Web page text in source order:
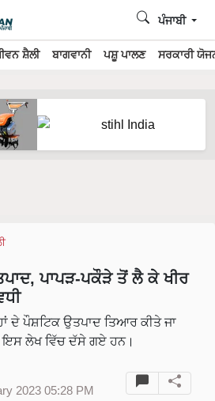
ਸ਼ੈਲੀ ਬਾਗਵਾਨੀ ਪਸ਼ੂ ਪਾਲਣ ਸਰਕਾਰੀ
ਪੰਜਾਬੀ
ਪਾਪੜ-ਪਕੌੜੇ ਤੋਂ ਲੈ ਕੇ ਖੀਰ
ਦੇ ਪੌਸ਼ਟਿਕ ਉਤਪਾਦ ਤਿਆਰ ਕੀਤੇ ਜਾ
ਇਸ ਲੇਖ ਵਿੱਚ ਦੱਸੇ ਗਏ ਹਨ।
2023 05:28 PM